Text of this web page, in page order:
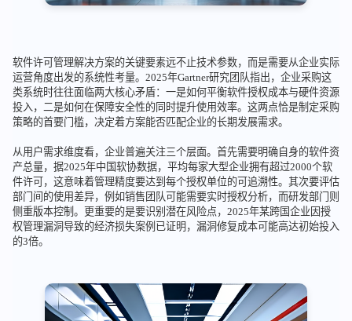
软件许可管理解决方案的关键要素远不止技术参数，而是需要从企业实际
运营角度出发的系统性考量。2025年Gartner研究团队指出，企业采购这
类系统时往往面临两大核心矛盾：一是如何平衡软件授权成本与硬件资源
投入，二是如何在保障安全性的同时提升使用效率。这两点恰是制定采购
策略的首要门槛，决定着方案能否匹配企业的长期发展需求。
从用户需求维度看，企业普遍关注三个层面。首先需要明确自身的软件资
产总量，据2025年中国软协数据，平均每家大型企业拥有超过2000个软
件许可，这意味着管理精度要达到每个授权单位的可追溯性。其次要评估
部门间的使用差异，例如销售团队可能需要实时授权分析，而研发部门则
侧重版本控制。更重要的是要识别潜在风险点，2025年某跨国企业因授
权管理漏洞导致的经济损失案例已证明，漏洞修复成本可能高达初始投入
的3倍。